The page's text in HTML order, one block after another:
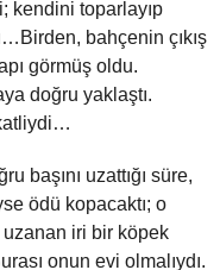
kendini toparlayıp
bahçenin çıkış
görmüş oldu.
doğru yaklaştı.
başını uzattığı süre,
ödü kopacaktı; o
uzanan iri bir köpek
onun evi olmalıydı.